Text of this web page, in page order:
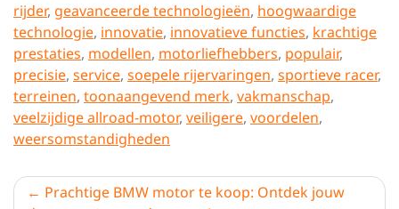
rijder, geavanceerde technologieën, hoogwaardige
technologie, innovatie, innovatieve functies, krachtige
prestaties, modellen, motorliefhebbers, populair,
precisie, service, soepele rijervaringen, sportieve racer,
terreinen, toonaangevend merk, vakmanschap,
veelzijdige allroad-motor, veiligere, voordelen,
weersomstandigheden
Berichtnavigatie
Prachtige BMW motor te koop: Ontdek jouw